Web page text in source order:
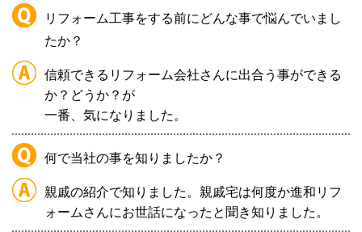
リフォーム工事をする前にどんな事で悩んでいまし
たか？
信頼できるリフォーム会社さんに出合う事ができる
か？どうか？が
一番、気になりました。
何で当社の事を知りましたか？
親戚の紹介で知りました。親戚宅は何度か進和リフ
ォームさんにお世話になったと聞き知りました。